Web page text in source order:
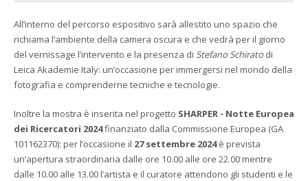
All’interno del percorso espositivo sarà allestito uno spazio che
richiama l‘ambiente della camera oscura e che vedrà per il giorno
del vernissage l’intervento e la presenza di Stefano Schirato di
Leica Akademie Italy: un’occasione per immergersi nel mondo della
fotografia e comprenderne tecniche e tecnologie.
Inoltre la mostra è inserita nel progetto SHARPER - Notte Europea
dei Ricercatori 2024finanziato dalla Commissione Europea (GA
101162370): per l’occasione il 27 settembre 2024è prevista
un’apertura straordinaria dalle ore 10.00 alle ore 22.00 mentre
dalle 10.00 alle 13.00 l’artista e il curatore attendono gli studenti e le